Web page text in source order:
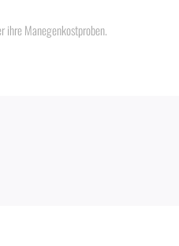
ihre Manegenkostproben.